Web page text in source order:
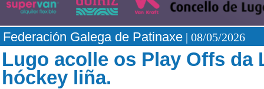
Federación Galega de Patinaxe | 08/05/2026
Lugo acolle os Play Offs da
hóckey liña.